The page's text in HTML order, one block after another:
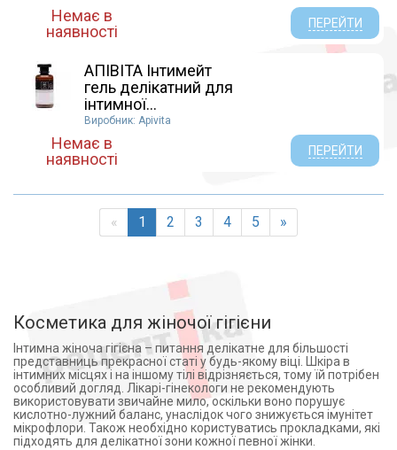
Немає в
наявності
ПЕРЕЙТИ
АПІВІТА Інтимейт
гель делікатний для
інтимної...
Виробник: Apivita
Немає в
наявності
ПЕРЕЙТИ
« 1 2 3 4 5 »
Косметика для жіночої гігієни
Інтимна жіноча гігієна – питання делікатне для більшості
представниць прекрасної статі у будь-якому віці. Шкіра в
інтимних місцях і на іншому тілі відрізняється, тому їй потрібен
особливий догляд. Лікарі-гінекологи не рекомендують
використовувати звичайне мило, оскільки воно порушує
кислотно-лужний баланс, унаслідок чого знижується імунітет
мікрофлори. Також необхідно користуватись прокладками, які
підходять для делікатної зони кожної певної жінки.